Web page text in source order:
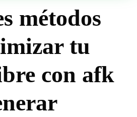
métodos
tu
con afk